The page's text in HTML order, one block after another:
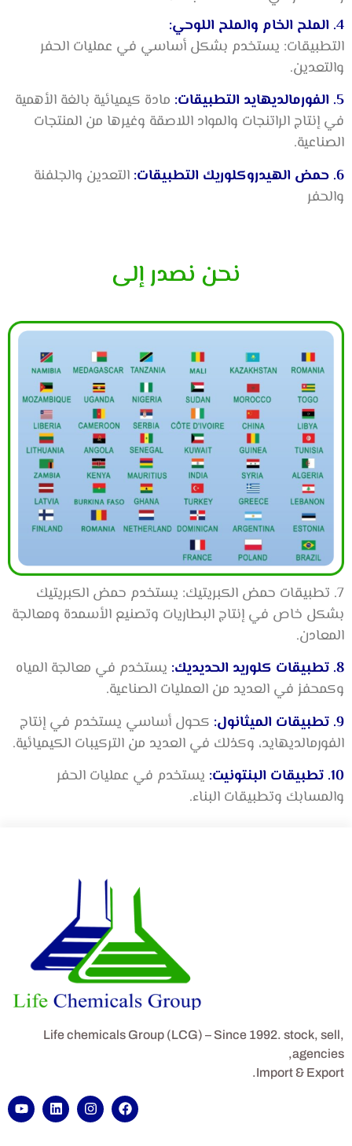
4. الملح الخام والملح اللوحي:
التطبيقات: يستخدم بشكل أساسي في عمليات الحفر
والتعدين.
5. الفورمالديهايد التطبيقات:
مادة كيميائية بالغة الأهمية
في إنتاج الراتنجات والمواد اللاصقة وغيرها من المنتجات
الصناعية.
6. حمض الهيدروكلوريك التطبيقات:
التعدين والجلفنة
والحفر
نحن نصدر إلى
7. تطبيقات حمض الكبريتيك: يستخدم حمض الكبريتيك
بشكل خاص في إنتاج البطاريات وتصنيع الأسمدة ومعالجة
المعادن.
8. تطبيقات كلوريد الحديديك:
يستخدم في معالجة المياه
وكمحفز في العديد من العمليات الصناعية.
9. تطبيقات الميثانول:
كحول أساسي يستخدم في إنتاج
الفورمالديهايد، وكذلك في العديد من التركيبات الكيميائية.
10. تطبيقات البنتونيت:
يستخدم في عمليات الحفر
والمسابك وتطبيقات البناء.
Life chemicals Group (LCG) – Since 1992. stock, sell,
agencies,
Import & Export.